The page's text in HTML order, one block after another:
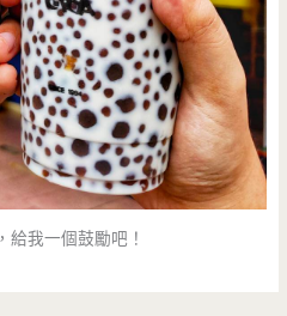
給我一個鼓勵吧！